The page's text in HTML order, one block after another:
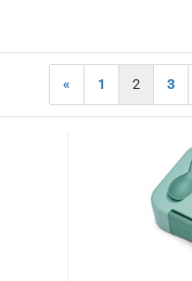
« 1 2 3